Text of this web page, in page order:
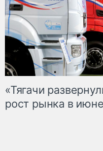
«Тягачи
рост рынка в